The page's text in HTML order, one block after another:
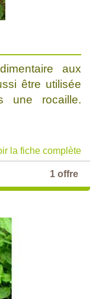
aux
être utilisée
une rocaille.
la fiche complète
1 offre